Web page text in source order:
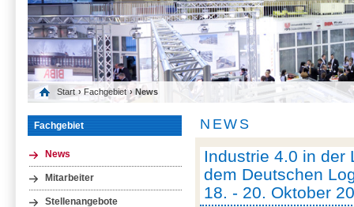
Start › Fachgebiet › News
Fachgebiet
News
Mitarbeiter
Stellenangebote
NEWS
Industrie 4.0 in der
dem Deutschen
18. - 20. Oktober